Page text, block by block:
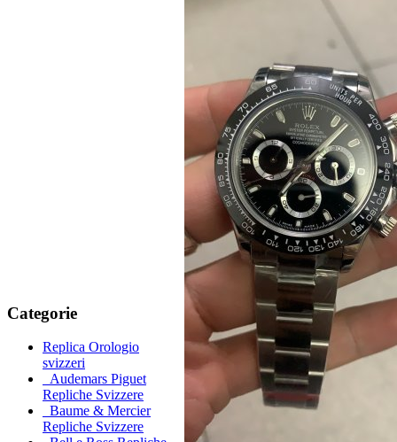
Categorie
Replica Orologio
svizzeri
Audemars Piguet
Repliche Svizzere
Baume & Mercier
Repliche Svizzere